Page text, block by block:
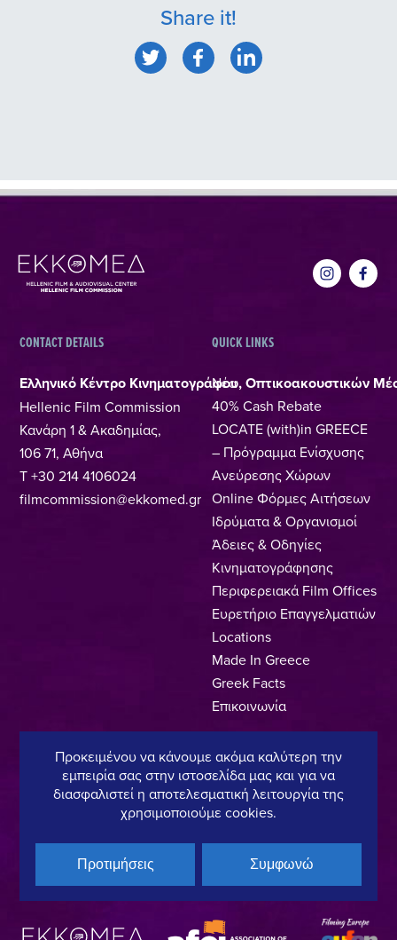
Share it!
CONTACT DETAILS
Ελληνικό Κέντρο Κινηματογράφου, Οπτικοακουστικών
Hellenic Film Commission
Κανάρη 1 & Ακαδημίας,
106 71, Αθήνα
T +30 214 4106024
filmcommission@ekkomed.gr
QUICK LINKS
Νέα
40% Cash Rebate
LOCATE (with)in GREECE
– Πρόγραμμα Ενίσχυσης
Ανεύρεσης Χώρων
Online Φόρμες Αιτήσεων
Ιδρύματα & Οργανισμοί
Άδειες & Οδηγίες
Κινηματογράφησης
Περιφερειακά Film Offices
Ευρετήριο Επαγγελματιών
Locations
Made In Greece
Greek Facts
Επικοινωνία
Πολιτική Απορρήτου Όροι Χρήσης Πολιτική Cookies
Copyright © 2025, Hellenic Film & Audiovisual Center
Υπό τη διεύθυνση του: Μέλος του:
Προκειμένου να κάνουμε ακόμα καλύτερη την
εμπειρία σας στην ιστοσελίδα μας και για να
διασφαλιστεί η αποτελεσματική λειτουργία της
χρησιμοποιούμε cookies.
Προτιμήσεις Συμφωνώ